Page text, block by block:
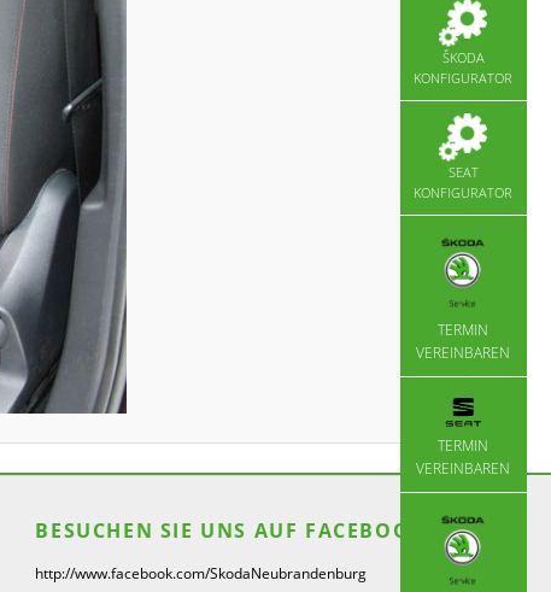
ŠKODA
KONFIGURATOR
SEAT
KONFIGURATOR
TERMIN
VEREINBAREN
TERMIN
VEREINBAREN
BESUCHEN SIE UNS AUF FACEBOOK
http://www.facebook.com/SkodaNeubrandenburg